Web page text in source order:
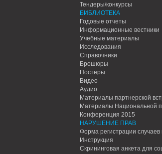
Тендеры/конкурсы
БИБЛИОТЕКА
Годовые отчеты
Информационные вестники
Учебные материалы
Исследования
Справочники
Брошюры
Постеры
Видео
Аудио
Материалы партнерской
Материалы Национальной
Конференция 2015
НАРУШЕНИЕ ПРАВ
Форма регистрации
Инструкция
Скрининговая анкета для